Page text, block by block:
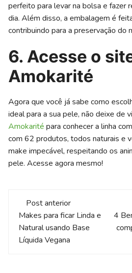
perfeito para levar na bolsa e fazer
dia. Além disso, a embalagem é
contribuindo para a preservação do
6. Acesse o
Amokarité
Agora que você já sabe como
ideal para a sua pele, não deixe de
Amokarité para conhecer a linha
com 62 produtos, todos naturais e
make impecável, respeitando os
pele. Acesse agora mesmo!
Navegação
de
post
Post anterior
Makes para ficar Linda e
Natural usando Base
Líquida Vegana
4